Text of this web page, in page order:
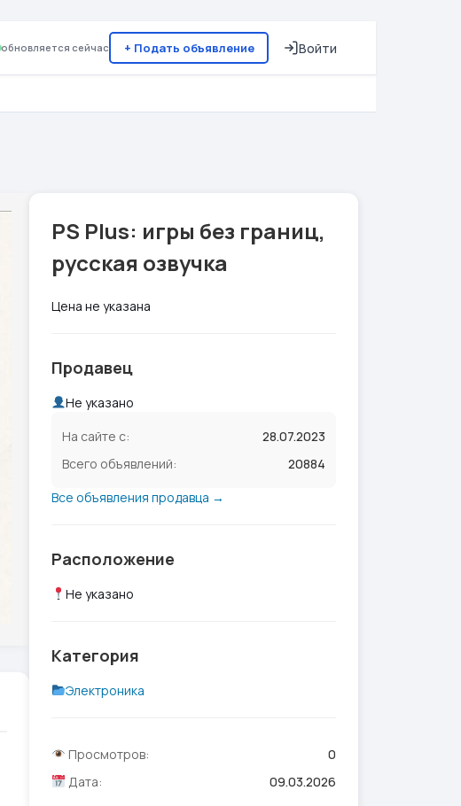
обновляется сейчас + Подать объявление Войти
PS Plus: игры без границ,
русская озвучка
Цена не указана
Продавец
Не указано
На сайте с:
28.07.2023
Всего объявлений:
20884
Все объявления продавца →
Расположение
Не указано
Категория
Электроника
Просмотров:
0
Дата:
09.03.2026